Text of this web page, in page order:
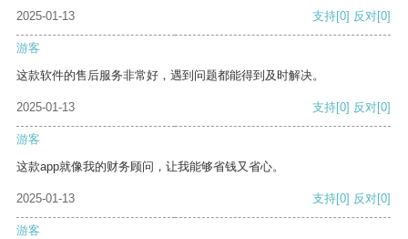
2025-01-13
支持[0] 反对[0]
游客
这款软件的售后服务非常好，遇到问题都能得到及时解决。
2025-01-13 支持[0] 反对[0]
游客
这款app就像我的财务顾问，让我能够省钱又省心。
2025-01-13 支持[0] 反对[0]
游客